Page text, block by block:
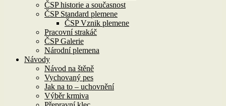
ČSP historie a současnost
ČSP Standard plemene
ČSP Vznik plemene
Pracovní strakáč
ČSP Galerie
Národní plemena
Návody
Návod na štěně
Vychovaný pes
Jak na to – uchovnění
Výběr krmiva